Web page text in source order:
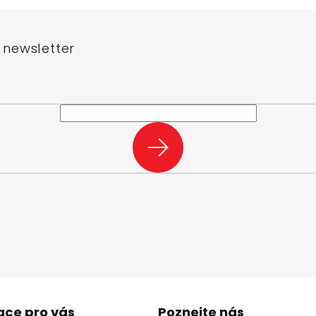
PŘIHLÁSIT
SE
pro vás Poznejte nás